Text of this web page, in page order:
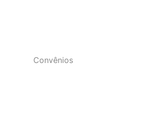
Convênios